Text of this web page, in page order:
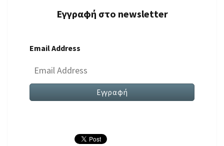
Εγγραφή στο newsletter
Email Address